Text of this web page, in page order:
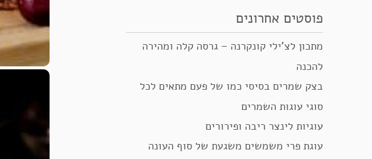
פוסטים אחרונים
מתכון לצ’ילי קונקרנה – גרסה קלה ומהירה
להכנה
בצק שמרים בסיסי כמו של פעם מתאים לכל
סוגי עוגות השמרים
עוגיות לינצר ריבה ופירורים
עוגת פרי משמשים משגעת של סוף העונה